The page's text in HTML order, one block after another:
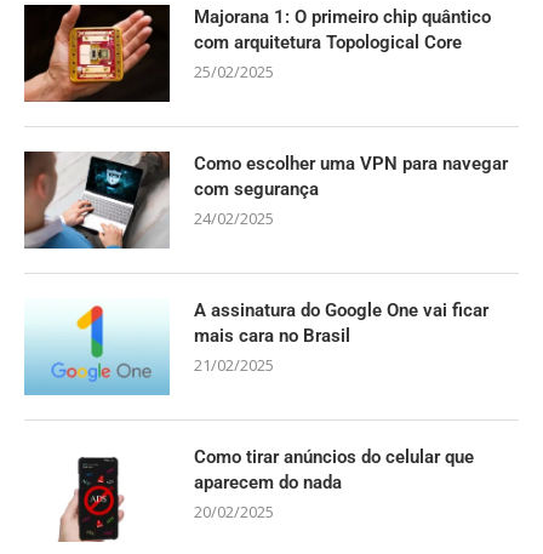
Majorana 1: O primeiro chip quântico
com arquitetura Topological Core
25/02/2025
Como escolher uma VPN para navegar
com segurança
24/02/2025
A assinatura do Google One vai ficar
mais cara no Brasil
21/02/2025
Como tirar anúncios do celular que
aparecem do nada
20/02/2025